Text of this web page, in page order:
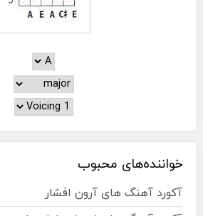
خواننده‌های محبوب
آکورد آهنگ های آرون افشار